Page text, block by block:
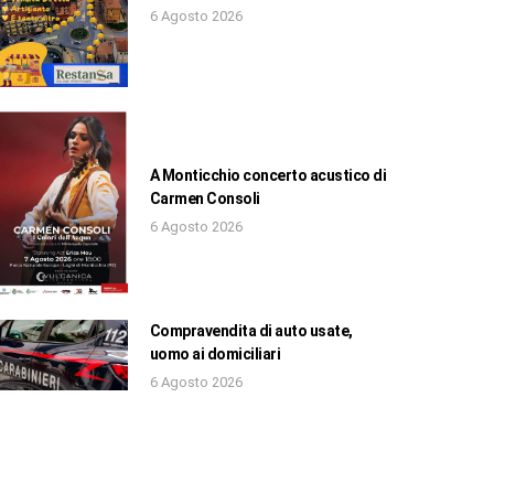
6 Agosto 2026
A Monticchio concerto acustico di
Carmen Consoli
6 Agosto 2026
Compravendita di auto usate,
uomo ai domiciliari
6 Agosto 2026